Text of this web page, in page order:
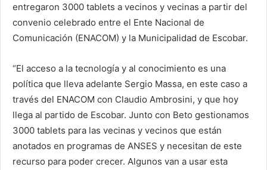
entregaron 3000 tablets a vecinos y vecinas a partir del
convenio celebrado entre el Ente Nacional de
Comunicación (ENACOM) y la Municipalidad de Escobar.
“El acceso a la tecnología y al conocimiento es una
política que lleva adelante Sergio Massa, en este caso a
través del ENACOM con Claudio Ambrosini, y que hoy
llega al partido de Escobar. Junto con Beto gestionamos
3000 tablets para las vecinas y vecinos que están
anotados en programas de ANSES y necesitan de este
recurso para poder crecer. Algunos van a usar esta